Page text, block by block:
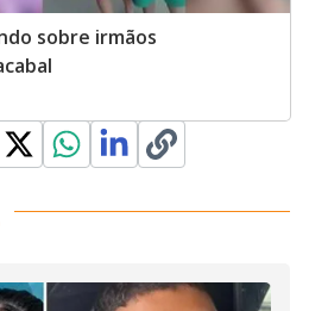
sobre irmãos